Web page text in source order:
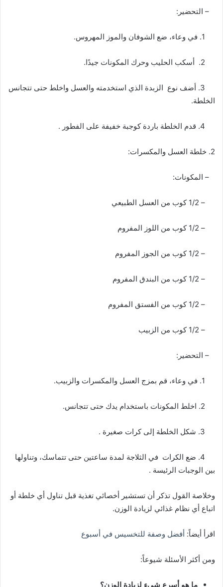
– التحضير:
3. أضف نوع الزبدة الذي استخدمته والعسل واخلط حتى تتجانس
الخلطة.
2. خلطة العسل والمكسرات:
– المكونات:
– 1/2 كوب من العسل الطبيعي
– 1/2 كوب من اللوز المفروم
– 1/2 كوب من الجوز المفروم
– 1/2 كوب من البندق المفروم
– 1/2 كوب من الفستق المفروم
– 1/2 كوب من الزبيب
– التحضير:
4. ضع الكرات في الثلاجة لمدة ساعتين حتى تتماسك، وتناولها
بين الوجبات الرئيسة .
وخلاصة القول تذكر أن تستشير أخصائي تغذية قبل تناول أي خلطة أو
اتباع أي نظام غذائي لزيادة الوزن.
اقرأ أيضاً: أفضل وصفة للتخسيس في أسبوع
ومن أكثر الأسئلة شيوعاً:
ما هو أسرع شيء لزيادة الوزن؟